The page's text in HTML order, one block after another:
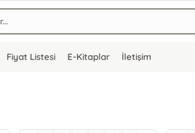
Fiyat Listesi E-Kitaplar İletişim